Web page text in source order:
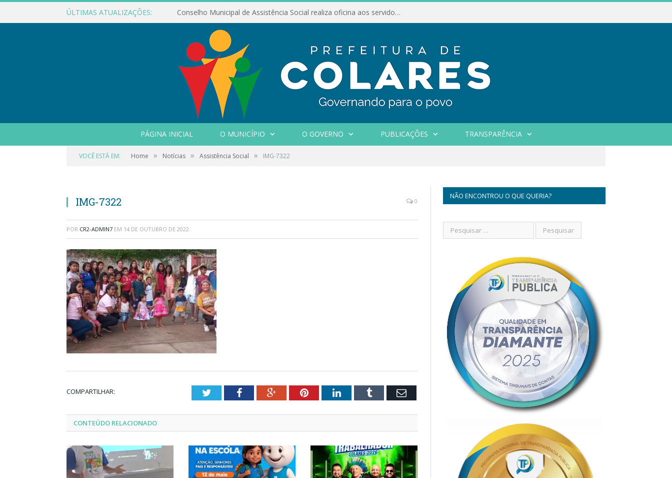
ÚLTIMAS ATUALIZAÇÕES: Conselho Municipal de Assistência Social realiza oficina aos servidores
PÁGINA INICIAL O MUNICÍPIO O GOVERNO PUBLICAÇÕES TRANSPARÊNCIA
VOCÊ ESTÁ EM: Home » Notícias » Assistência Social » IMG-7322
IMG-7322 0
POR CR2-ADMIN7 EM 14 DE OUTUBRO DE 2022
COMPARTILHAR: TwitterFacebookGoogle+PinterestLinkedInTumblr Email
CONTEÚDO RELACIONADO
NÃO ENCONTROU O QUE QUERIA?